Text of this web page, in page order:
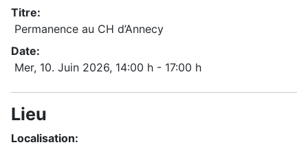
Titre:
Permanence au CH d’Annecy
Date:
Mer, 10. Juin 2026, 14:00 h - 17:00 h
Lieu
Localisation: